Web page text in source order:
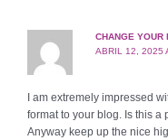
CHANGE YOUR
ABRIL 12, 2025
I am extremely impressed
format to your blog. Is this a
Anyway keep up the nice